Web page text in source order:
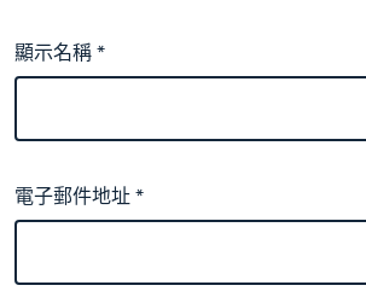
顯示名稱*
電子郵件地址*